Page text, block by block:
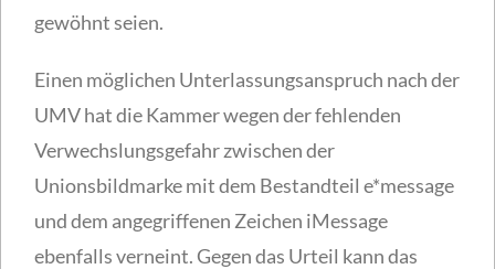
gewöhnt seien.
Einen möglichen Unterlassungsanspruch nach der
UMV hat die Kammer wegen der fehlenden
Verwechslungsgefahr zwischen der
Unionsbildmarke mit dem Bestandteil e*message
und dem angegriffenen Zeichen iMessage
ebenfalls verneint. Gegen das Urteil kann das